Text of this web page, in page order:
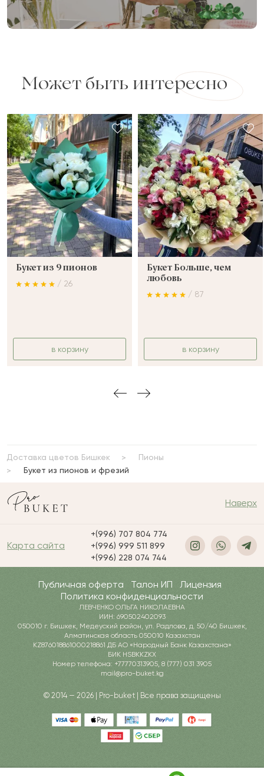
Может быть интересно
Букет из 9 пионов
/ 26
в корзину
Букет Больше, чем
любовь
/ 87
в корзину
Доставка цветов Бишкек
Пионы
Букет из пионов и фрезий
Наверх
Карта сайта
+(996) 707 804 774
+(996) 999 511 899
+(996) 228 074 744
Публичная оферта Талон ИП
Лицензия
Политика конфиденциальности
ЛЕВЧЕНКО ОЛЬГА НИКОЛАЕВНА
ИИН: 690502402093
050010 г. Бишкек, Медеуский район, ул. Радлова, д. 50/40 Бишкек,
Алматинская область 050010 Казахстан
KZ876018861000218861 ДБ АО «Народный Банк Казахстана»
БИК HSBKKZKX
Номер телефона: +77770313905, 8 (777) 031 3905
mail@pro-buket.kg
© 2014 — 2026 | Pro-buket | Все права защищены